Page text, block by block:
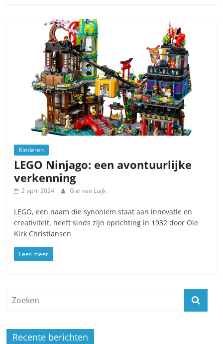
Kinderen
LEGO Ninjago: een avontuurlijke
verkenning
2 april 2024 Giel van Luijk
LEGO, een naam die synoniem staat aan innovatie en
creativiteit, heeft sinds zijn oprichting in 1932 door Ole
Kirk Christiansen
Lees meer
Recente berichten